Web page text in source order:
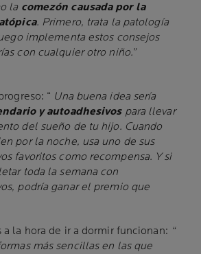
la comezón causada por la
. Primero, trata la patología
implementa estos consejos
con cualquier otro niño.”
“ Una buena idea sería
y autoadhesivospara llevar
del sueño de tu hijo. Cuando
por la noche, usa uno de sus
favoritos como recompensa. Y si
toda la semana con
podría ganar el premio que
a la hora de ir a dormir funcionan: “
más sencillas en las que